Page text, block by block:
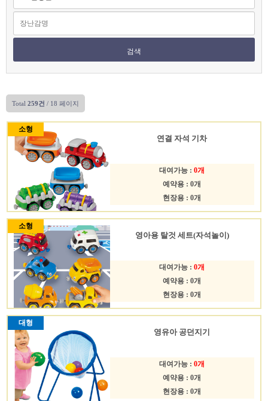
Total 259건 / 18 페이지
연결 자석 기차
소형
대여가능 :0개
예약용 : 0개
현장용 : 0개
영아용 탈것 세트(자석놀이)
소형
대여가능 :0개
예약용 : 0개
현장용 : 0개
영유아 공던지기
대형
대여가능 :0개
예약용 : 0개
현장용 : 0개